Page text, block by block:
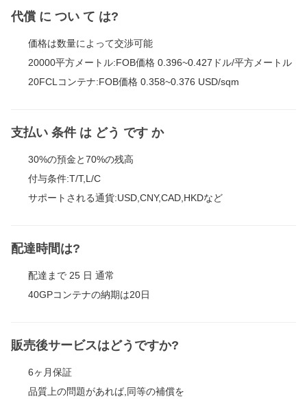
代償 に つい て は?
価格は数量によって交渉可能
20000平方メートル:FOB価格 0.396~0.427ドル/平方メートル
20FCLコンテナ:FOB価格 0.358~0.376 USD/sqm
支払い 条件 は どう です か
30%の預金と70%の残高
付与条件:T/T,L/C
サポートされる通貨:USD,CNY,CAD,HKDなど
配達時間は?
配達まで 25 日 通常
40GPコンテナの納期は20日
販売後サービスはどうですか?
6ヶ月保証
品質上の問題があれば,同等の補償を